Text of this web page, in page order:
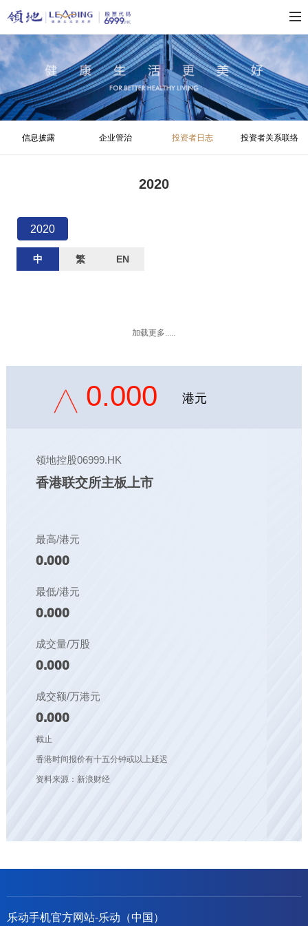
信息披露 企业管治 投资者日志 投资者关系联络
2020
2020
中 繁 EN
加载更多.....
0.000 港元
领地控股06999.HK
香港联交所主板上市
最高/港元
0.000
最低/港元
0.000
成交量/万股
0.000
成交额/万港元
0.000
截止
香港时间报价有十五分钟或以上延迟
资料来源：新浪财经
乐动手机官方网站-乐动（中国）